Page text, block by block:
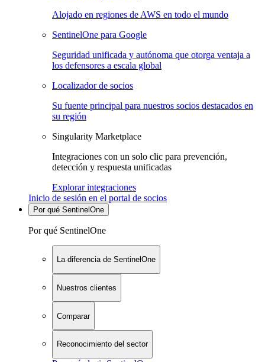
Alojado en regiones de AWS en todo el mundo
SentinelOne para Google
Seguridad unificada y autónoma que otorga ventaja a
los defensores a escala global
Localizador de socios
Su fuente principal para nuestros socios destacados en
su región
Singularity Marketplace
Integraciones con un solo clic para prevención,
detección y respuesta unificadas
Explorar integraciones
Inicio de sesión en el portal de socios
Por qué SentinelOne
Por qué SentinelOne
La diferencia de SentinelOne
Nuestros clientes
Comparar
Reconocimiento del sector